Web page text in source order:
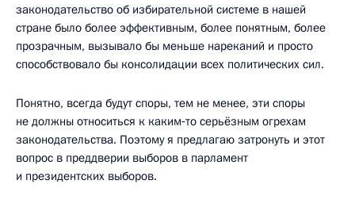
законодательство об избирательной системе в нашей
стране было более эффективным, более понятным, более
прозрачным, вызывало бы меньше нареканий и просто
способствовало бы консолидации всех политических сил.
Понятно, всегда будут споры, тем не менее, эти споры
не должны относиться к каким‑то серьёзным огрехам
законодательства. Поэтому я предлагаю затронуть и этот
вопрос в преддверии выборов в парламент
и президентских выборов.